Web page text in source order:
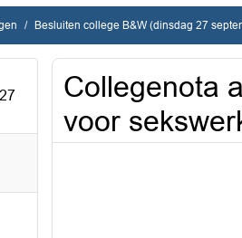
Besluiten college B&W (dinsdag 27
Collegenota
voor